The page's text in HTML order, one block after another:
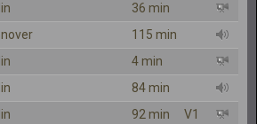
36 min
115 min
4 min
84 min
92 min
V1